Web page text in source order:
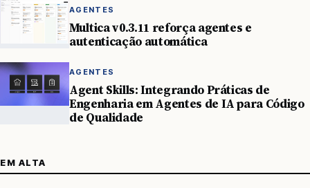
AGENTES
Multica v0.3.11 reforça agentes e
autenticação automática
AGENTES
Agent Skills: Integrando Práticas de
Engenharia em Agentes de IA para Código
de Qualidade
EM ALTA